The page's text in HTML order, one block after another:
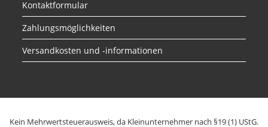
Kontaktformular
Zahlungsmöglichkeiten
Versandkosten und -informationen
Kein Mehrwertsteuerausweis, da Kleinunternehmer nach §19 (1) UStG.